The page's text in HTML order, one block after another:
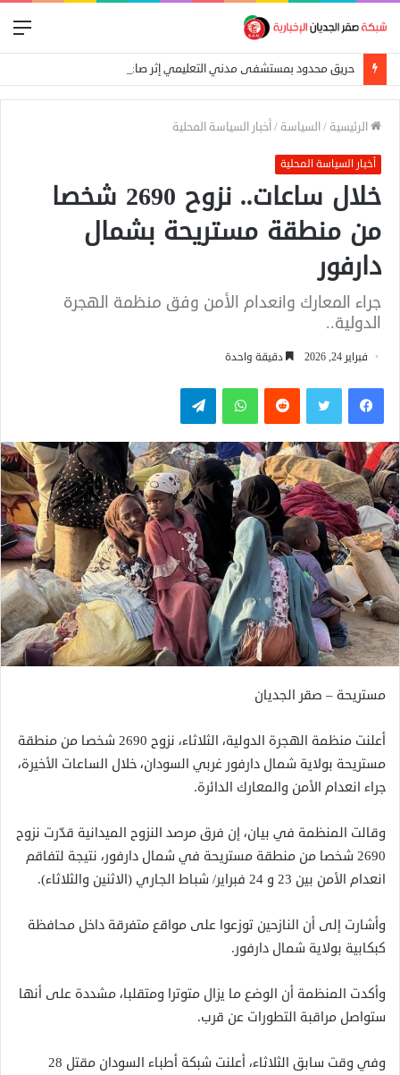
حريق محدود بمستشفى مدني التعليمي إثر صاعقة رعدية
الرئيسية /السياسة /أخبار السياسة المحلية
أخبار السياسة المحلية
خلال ساعات.. نزوح 2690 شخصا
من منطقة مستريحة بشمال
دارفور
جراء المعارك وانعدام الأمن وفق منظمة الهجرة
الدولية..
فبراير 24, 2026 دقيقة واحدة
فيسبوكتويتر واتساب تيلقرام
مستريحة – صقر الجديان
أعلنت منظمة الهجرة الدولية، الثلاثاء، نزوح 2690 شخصا من منطقة
مستريحة بولاية شمال دارفور غربي السودان، خلال الساعات الأخيرة،
جراء انعدام الأمن والمعارك الدائرة.
وقالت المنظمة في بيان، إن فرق مرصد النزوح الميدانية قدّرت نزوح
2690 شخصا من منطقة مستريحة في شمال دارفور، نتيجة لتفاقم
انعدام الأمن بين 23 و 24 فبراير/ شباط الجاري (الاثنين والثلاثاء).
وأشارت إلى أن النازحين توزعوا على مواقع متفرقة داخل محافظة
كبكابية بولاية شمال دارفور.
وأكدت المنظمة أن الوضع ما يزال متوترا ومتقلبا، مشددة على أنها
ستواصل مراقبة التطورات عن قرب.
وفي وقت سابق الثلاثاء، أعلنت شبكة أطباء السودان مقتل 28